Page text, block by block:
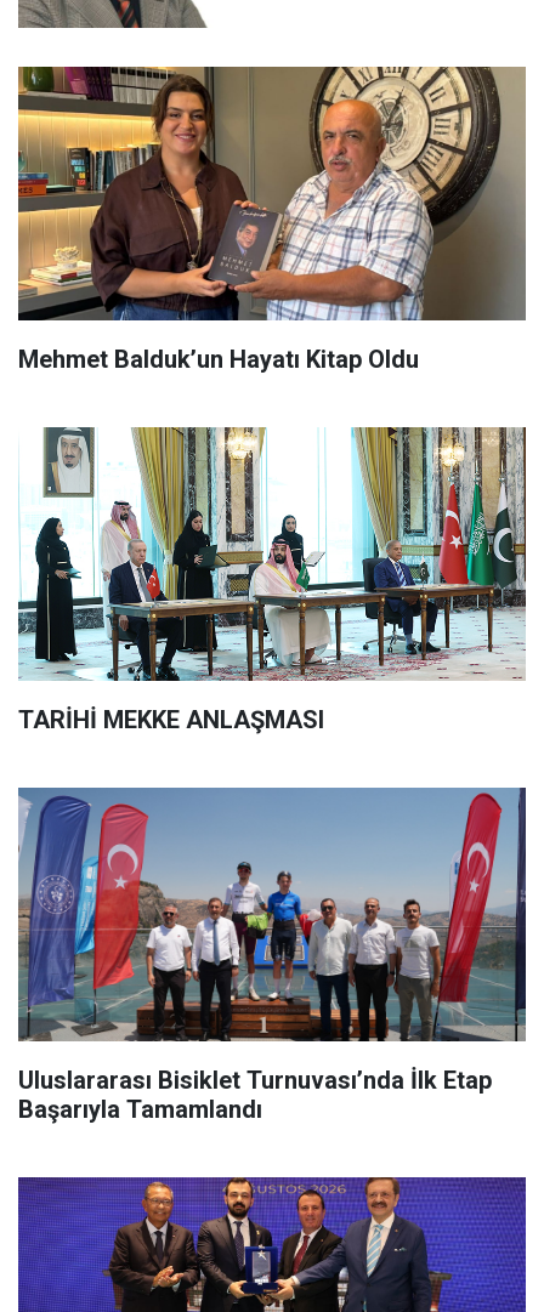
Mehmet Balduk’un Hayatı Kitap Oldu
TARİHİ MEKKE ANLAŞMASI
Uluslararası Bisiklet Turnuvası’nda İlk Etap
Başarıyla Tamamlandı